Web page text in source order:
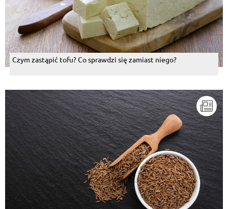
Czym zastąpić tofu? Co sprawdzi się zamiast niego?